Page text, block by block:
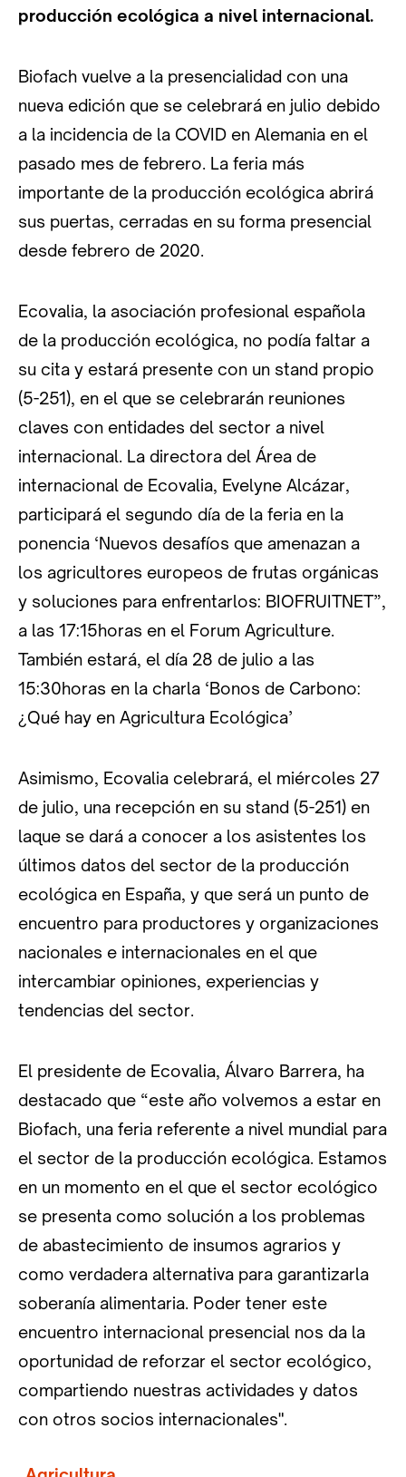
producción ecológica a nivel internacional.
Biofach vuelve a la presencialidad con una
nueva edición que se celebrará en julio debido
a la incidencia de la COVID en Alemania en el
pasado mes de febrero. La feria más
importante de la producción ecológica abrirá
sus puertas, cerradas en su forma presencial
desde febrero de 2020.
Ecovalia, la asociación profesional española
de la producción ecológica, no podía faltar a
su cita y estará presente con un stand propio
(5-251), en el que se celebrarán reuniones
claves con entidades del sector a nivel
internacional. La directora del Área de
internacional de Ecovalia, Evelyne Alcázar,
participará el segundo día de la feria en la
ponencia ‘Nuevos desafíos que amenazan a
los agricultores europeos de frutas orgánicas
y soluciones para enfrentarlos: BIOFRUITNET”,
a las 17:15horas en el Forum Agriculture.
También estará, el día 28 de julio a las
15:30horas en la charla ‘Bonos de Carbono:
¿Qué hay en Agricultura Ecológica’
Asimismo, Ecovalia celebrará, el miércoles 27
de julio, una recepción en su stand (5-251) en
laque se dará a conocer a los asistentes los
últimos datos del sector de la producción
ecológica en España, y que será un punto de
encuentro para productores y organizaciones
nacionales e internacionales en el que
intercambiar opiniones, experiencias y
tendencias del sector.
El presidente de Ecovalia, Álvaro Barrera, ha
destacado que “este año volvemos a estar en
Biofach, una feria referente a nivel mundial para
el sector de la producción ecológica. Estamos
en un momento en el que el sector ecológico
se presenta como solución a los problemas
de abastecimiento de insumos agrarios y
como verdadera alternativa para garantizarla
soberanía alimentaria. Poder tener este
encuentro internacional presencial nos da la
oportunidad de reforzar el sector ecológico,
compartiendo nuestras actividades y datos
con otros socios internacionales".